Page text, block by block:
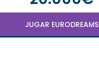
JUGAR EURODREAMS